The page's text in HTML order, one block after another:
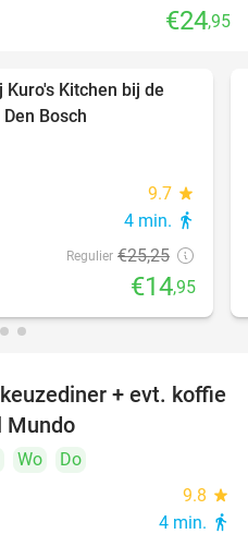
€24,95
Kitchen bij de
Bosch
9.7 star
4 min. directions_walk
Regulier €25,25
€14,95
27%
+ evt. koffie
Mundo
Wo
Do
9.8 star
4 min. directions_walk